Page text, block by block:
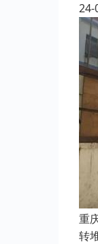
24-
重
转